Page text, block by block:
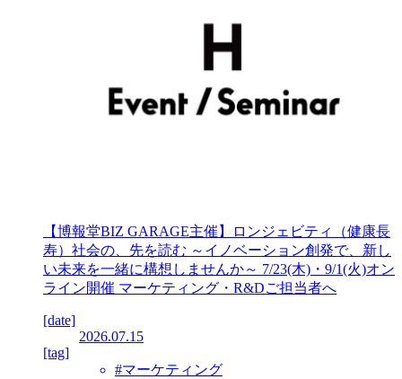
【博報堂BIZ GARAGE主催】ロンジェビティ（健康長
寿）社会の、先を読む ～イノベーション創発で、新し
い未来を一緒に構想しませんか～ 7/23(木)・9/1(火)オン
ライン開催 マーケティング・R&Dご担当者へ
[date]
2026.07.15
[tag]
#マーケティング